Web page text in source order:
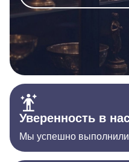
Уверенность в
Мы успешно